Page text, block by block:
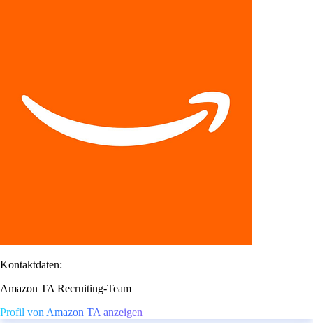
Kontaktdaten:
Amazon TA Recruiting-Team
Profil von Amazon TA anzeigen